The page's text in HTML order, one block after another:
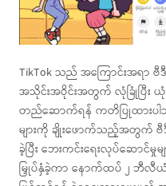
TikTok သည် အကြောင်းအရာ ဗီ
အသိုင်းအဝိုင်းအတွက် လုံခြုံပြီး
တည်ဆောက်ရန် ကတိပြုထားပါသ
များကို ချိုးဖောက်သည့်အတွက် ဗီ
ခဲ့ပြီး ဘေးကင်းရေးလုပ်ဆောင်မှု
မြှုပ်နှံခဲ့ကာ နောက်ထပ် ၂ ဘီလီ